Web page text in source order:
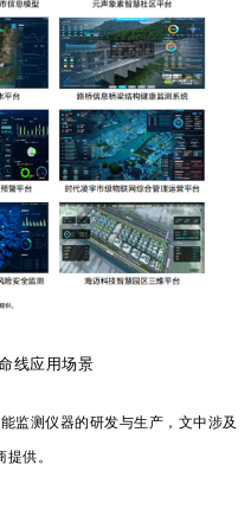
线应用场景
监测仪器的研发与生产，文中涉及
供。